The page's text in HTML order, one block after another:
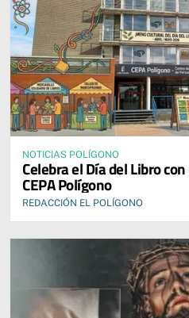
NOTICIAS POLÍGONO
Celebra el Día del Libro
CEPA Polígono
REDACCIÓN EL POLÍGONO